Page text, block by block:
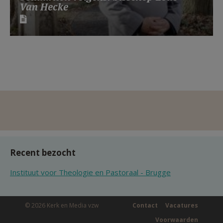
Van Hecke
Recent bezocht
Instituut voor Theologie en Pastoraal - Brugge
© 2026 Kerk en Media vzw Vacatures
Contact
Voorwaarden